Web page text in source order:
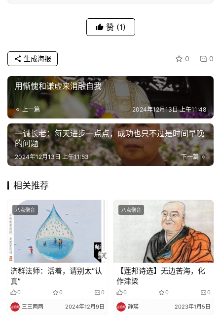
谈
心
菩
提
专
题
公
慈
善
佛
教
人
物
寺
登录 注册
赞 (1)
0 0
生成海报
用惭愧和谦虚来消融自我
上一篇 2024年12月13日 上午11:48
一诚长老：每天进步一点点，成功也只不过是时间早晚
的问题
下一篇
2024年12月13日 上午11:53
相关推荐
八点僧音
济群法师：活着，请别太“认
真”
0 0 0
三三两两 2024年12月9日
八点僧音
【莲邦诗选】无边苦海，化
作津梁
0 0 0
静瑛 2023年1月5日